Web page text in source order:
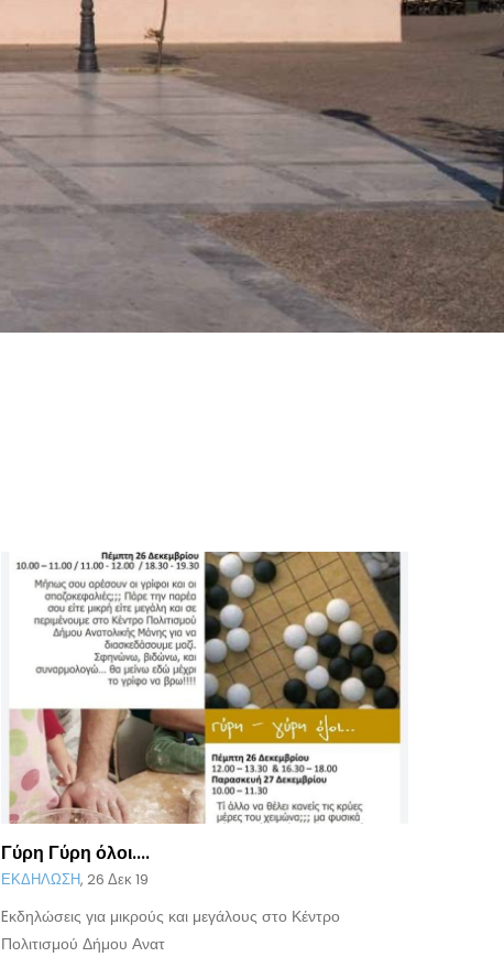
Γύρη Γύρη όλοι....
ΕΚΔΗΛΩΣΗ, 26 Δεκ 19
Eκδηλώσεις για μικρούς και μεγάλους στο Κέντρο
Πολιτισμού Δήμου Ανατ